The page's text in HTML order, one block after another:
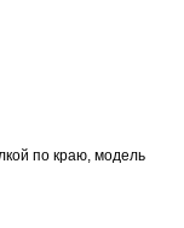
по краю, модель